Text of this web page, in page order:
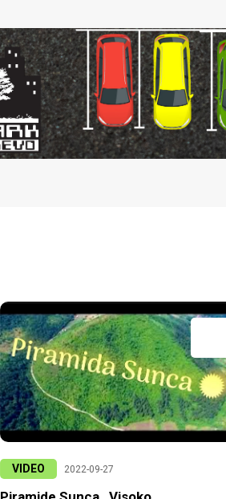
VIDEO 2022-09-27